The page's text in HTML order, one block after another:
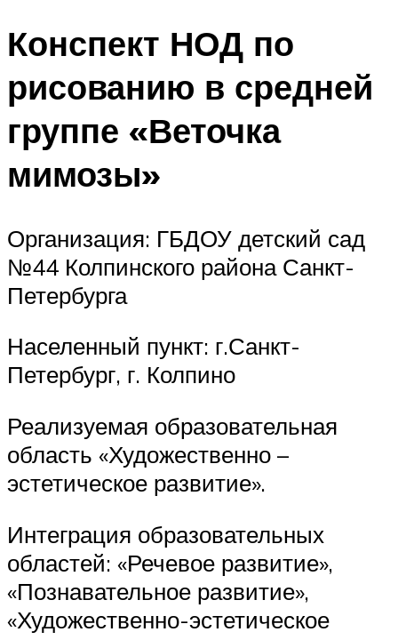
Конспект НОД по
рисованию в средней
группе «Веточка
мимозы»
Организация: ГБДОУ детский сад
№44 Колпинского района Санкт-
Петербурга
Населенный пункт: г.Санкт-
Петербург, г. Колпино
Реализуемая образовательная
область «Художественно –
эстетическое развитие».
Интеграция образовательных
областей: «Речевое развитие»,
«Познавательное развитие»,
«Художественно-эстетическое